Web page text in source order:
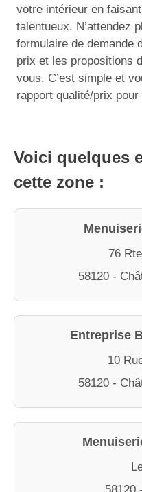
votre intérieur en
talentueux. N’attendez
formulaire de demande
prix et les propositions
vous. C’est simple et
rapport qualité/prix
Voici quelques
cette zone :
76
58120 -
Entreprise
10
58120 -